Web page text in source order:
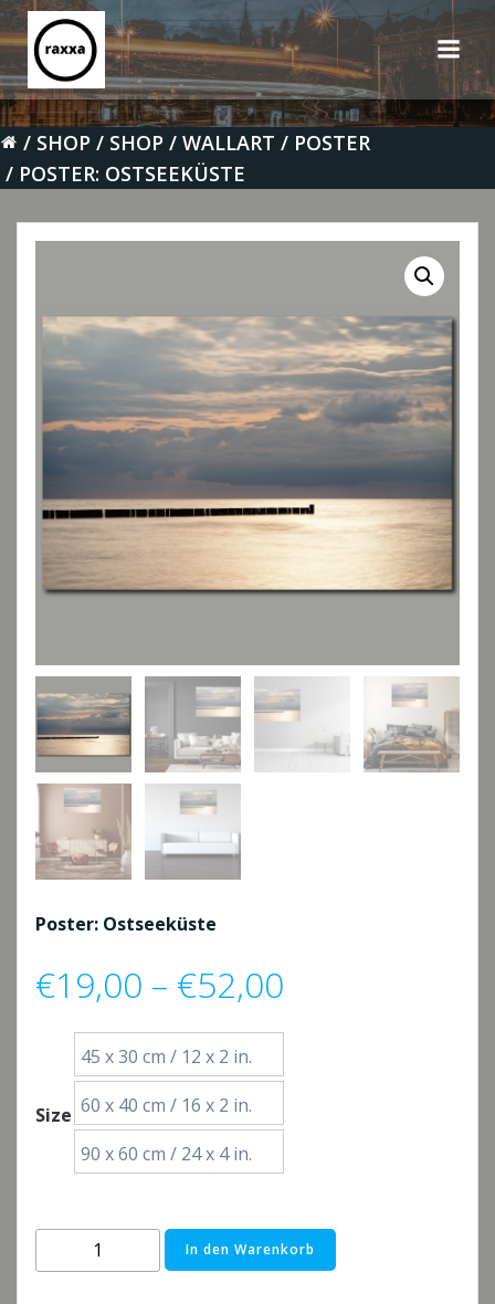
Zum
Inhalt
springen
SHOP SHOP WALLART
POSTER
POSTER: OSTSEEKÜSTE
Poster: Ostseeküste
€19,00 – €52,00
€19,00
bis
Size
45 x 30 cm / 12 x 2 in.
60 x 40 cm / 16 x 2 in.
90 x 60 cm / 24 x 4 in.
Ostseeküste
In den Warenkorb